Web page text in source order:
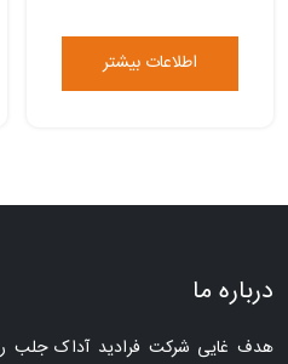
اطلاعات بیشتر
درباره ما
هدف غایی شرکت فرادید آداک جلب